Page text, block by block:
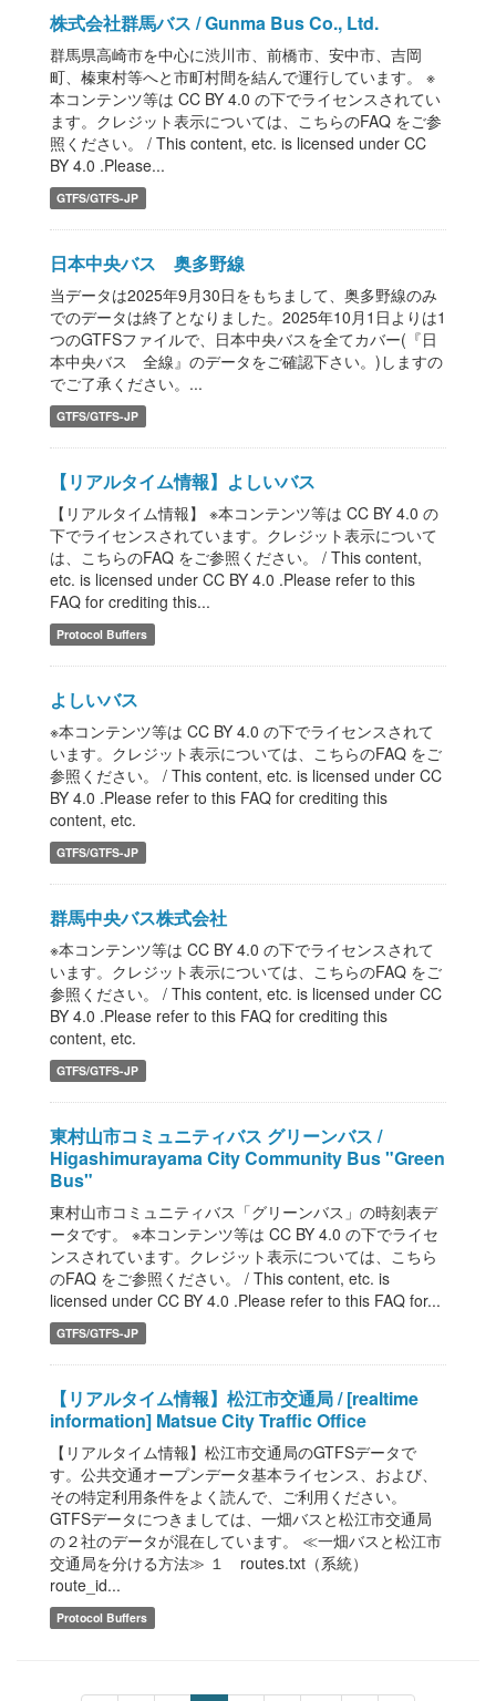
株式会社群馬バス / Gunma Bus Co., Ltd.
群馬県高崎市を中心に渋川市、前橋市、安中市、吉岡
町、榛東村等へと市町村間を結んで運行しています。 ※
本コンテンツ等は CC BY 4.0 の下でライセンスされてい
ます。クレジット表示については、こちらのFAQ をご参
照ください。 / This content, etc. is licensed under CC
BY 4.0 .Please...
GTFS/GTFS-JP
日本中央バス 奥多野線
当データは2025年9月30日をもちまして、奥多野線のみ
でのデータは終了となりました。2025年10月1日よりは1
つのGTFSファイルで、日本中央バスを全てカバー(『日
本中央バス 全線』のデータをご確認下さい。)しますの
でご了承ください。...
GTFS/GTFS-JP
【リアルタイム情報】よしいバス
【リアルタイム情報】 ※本コンテンツ等は CC BY 4.0 の
下でライセンスされています。クレジット表示について
は、こちらのFAQ をご参照ください。 / This content,
etc. is licensed under CC BY 4.0 .Please refer to this
FAQ for crediting this...
Protocol Buffers
よしいバス
※本コンテンツ等は CC BY 4.0 の下でライセンスされて
います。クレジット表示については、こちらのFAQ をご
参照ください。 / This content, etc. is licensed under CC
BY 4.0 .Please refer to this FAQ for crediting this
content, etc.
GTFS/GTFS-JP
群馬中央バス株式会社
※本コンテンツ等は CC BY 4.0 の下でライセンスされて
います。クレジット表示については、こちらのFAQ をご
参照ください。 / This content, etc. is licensed under CC
BY 4.0 .Please refer to this FAQ for crediting this
content, etc.
GTFS/GTFS-JP
東村山市コミュニティバス グリーンバス /
Higashimurayama City Community Bus "Green
Bus"
東村山市コミュニティバス「グリーンバス」の時刻表デ
ータです。 ※本コンテンツ等は CC BY 4.0 の下でライセ
ンスされています。クレジット表示については、こちら
のFAQ をご参照ください。 / This content, etc. is
licensed under CC BY 4.0 .Please refer to this FAQ for...
GTFS/GTFS-JP
【リアルタイム情報】松江市交通局 / [realtime
information] Matsue City Traffic Office
【リアルタイム情報】松江市交通局のGTFSデータで
す。公共交通オープンデータ基本ライセンス、および、
その特定利用条件をよく読んで、ご利用ください。
GTFSデータにつきましては、一畑バスと松江市交通局
の２社のデータが混在しています。 ≪一畑バスと松江市
交通局を分ける方法≫ １ routes.txt（系統）
route_id...
Protocol Buffers